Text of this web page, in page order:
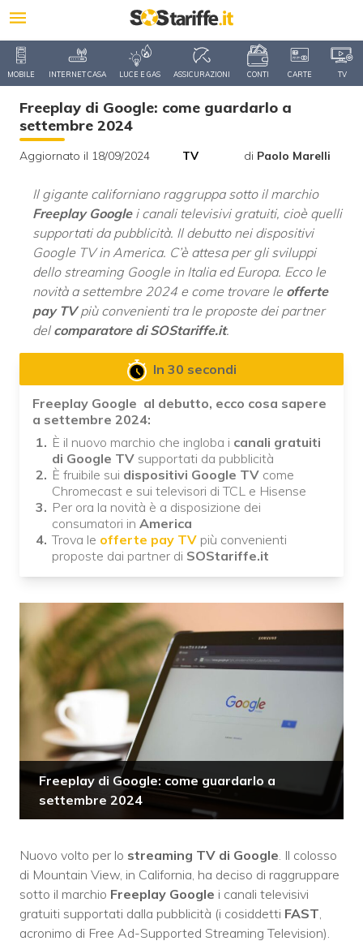
MOBILE INTERNET CASA LUCE E GAS ASSICURAZIONI CONTI CARTE TV
Freeplay di Google: come guardarlo a
settembre 2024
Aggiornato il 18/09/2024 TV di Paolo Marelli
Il gigante californiano raggruppa sotto il marchio
Freeplay Google i canali televisivi gratuiti, cioè quelli
supportati da pubblicità. Il debutto nei dispositivi
Google TV in America. C’è attesa per gli sviluppi
dello streaming Google in Italia ed Europa. Ecco le
novità a settembre 2024 e come trovare le offerte
pay TVpiù convenienti tra le proposte dei partner
del comparatore di SOStariffe.it.
In 30 secondi
Freeplay Google al debutto, ecco cosa sapere
a settembre 2024:
È il nuovo marchio che ingloba i canali gratuiti
di Google TV supportati da pubblicità
È fruibile sui dispositivi Google TV come
Chromecast e sui televisori di TCL e Hisense
Per ora la novità è a disposizione dei
consumatori in America
Trova le offerte pay TV più convenienti
proposte dai partner di SOStariffe.it
Freeplay di Google: come guardarlo a
settembre 2024
Nuovo volto per lo streaming TV di Google . Il colosso
di Mountain View, in California, ha deciso di raggruppare
sotto il marchio Freeplay Google i canali televisivi
gratuiti supportati dalla pubblicità (i cosiddetti FAST
acronimo di Free Ad-Supported Streaming Television).